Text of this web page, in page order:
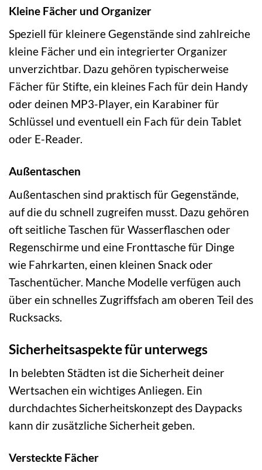
Kleine Fächer und Organizer
Speziell für kleinere Gegenstände sind zahlreiche
kleine Fächer und ein integrierter Organizer
unverzichtbar. Dazu gehören typischerweise
Fächer für Stifte, ein kleines Fach für dein Handy
oder deinen MP3-Player, ein Karabiner für
Schlüssel und eventuell ein Fach für dein Tablet
oder E-Reader.
Außentaschen
Außentaschen sind praktisch für Gegenstände,
auf die du schnell zugreifen musst. Dazu gehören
oft seitliche Taschen für Wasserflaschen oder
Regenschirme und eine Fronttasche für Dinge
wie Fahrkarten, einen kleinen Snack oder
Taschentücher. Manche Modelle verfügen auch
über ein schnelles Zugriffsfach am oberen Teil des
Rucksacks.
Sicherheitsaspekte für unterwegs
In belebten Städten ist die Sicherheit deiner
Wertsachen ein wichtiges Anliegen. Ein
durchdachtes Sicherheitskonzept des Daypacks
kann dir zusätzliche Sicherheit geben.
Versteckte Fächer